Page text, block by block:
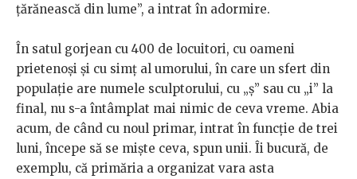
țărănească din lume”, a intrat în adormire.
În satul gorjean cu 400 de locuitori, cu oameni
prietenoşi şi cu simţ al umorului, în care un sfert din
populaţie are numele sculptorului, cu „ş” sau cu „i” la
final, nu s-a întâmplat mai nimic de ceva vreme. Abia
acum, de când cu noul primar, intrat în funcţie de trei
luni, începe să se mişte ceva, spun unii. Îi bucură, de
exemplu, că primăria a organizat vara asta